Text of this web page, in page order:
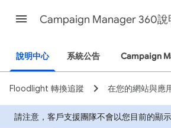
Campaign Manager 360說
說明中心 系統公告 Campaign
Floodlight 轉換追蹤 在您的網站與應
請注意，客戶支援團隊不會以您目前的顯